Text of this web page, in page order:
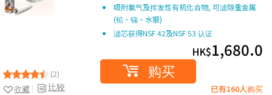
(2)
比较
收藏
吸附氯气及挥发性有机化合物, 可滤除重金属
(铅、镉、水银)
滤芯获得NSF 42及NSF 53 认证
HK$1,680.0
购买
已有160人购买